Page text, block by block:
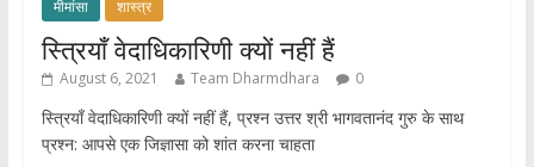
मीमांसा शास्त्र
स्त्रियाँ वेदाधिकारिणी क्यों नहीं हैं
August 6, 2021 Team Dharmdhara 0
स्त्रियाँ वेदाधिकारिणी क्यों नहीं हैं, प्रश्न उत्तर श्री भागवतानंद गुरु के साथ
प्रश्न: आपसे एक जिज्ञासा को शांत करना चाहता